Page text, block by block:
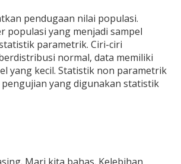
pendugaan nilai populasi.
yang menjadi sampel
parametrik. Ciri-ciri
normal, data memiliki
yang kecil. Statistik non parametrik
yang digunakan statistik